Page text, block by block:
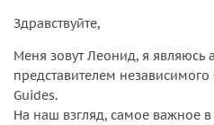
Здравствуйте,
Меня зовут Леонид, я
представителем
Guides.
На наш взгляд, самое важное в